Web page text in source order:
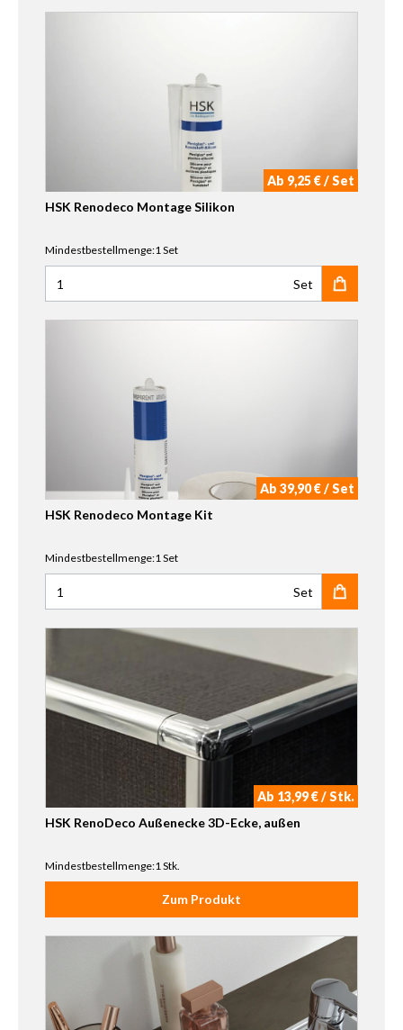
Ab 9,25 € / Set
HSK Renodeco Montage Silikon
Mindestbestellmenge:1 Set
Anzahl für HSK Renodeco Montage Silikon
Set
Ab 39,90 € / Set
HSK Renodeco Montage Kit
Mindestbestellmenge:1 Set
Anzahl für HSK Renodeco Montage Kit
Set
Ab 13,99 € / Stk.
HSK RenoDeco Außenecke 3D-Ecke, außen
Mindestbestellmenge:1 Stk.
Zum Produkt